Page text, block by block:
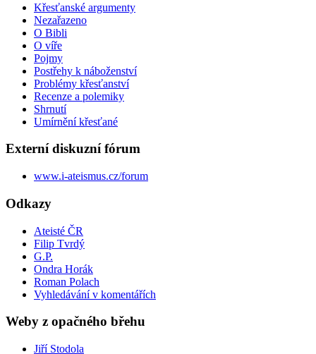
Křesťanské argumenty
Nezařazeno
O Bibli
O víře
Pojmy
Postřehy k náboženství
Problémy křesťanství
Recenze a polemiky
Shrnutí
Umírnění křesťané
Externí diskuzní fórum
www.i-ateismus.cz/forum
Odkazy
Ateisté ČR
Filip Tvrdý
G.P.
Ondra Horák
Roman Polach
Vyhledávání v komentářích
Weby z opačného břehu
Jiří Stodola